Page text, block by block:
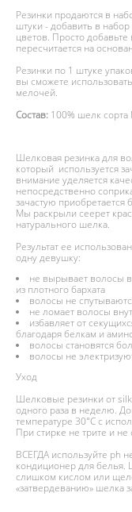
Резинки продаются в
штуки - добавить в
цветов. Просто
пересчитается на
Резинки по 1 штуке
вы сможете
мелочей.
Состав: 100% шелк
Шелковая резинка для
который используется
внимание уделяется
непосредственно
зачастую
Мы раскрыли сеерет
натурального шелка.
Результат ее
одну девушку:
не вырывает волосы
из плотного бархата
волосы не
не ломает волосы
избавляет от
благодаря белкам и
волосы становятся
волосы не
Уход
Шелковые резинки от
одного раза в неделю.
температуре 30°С с
При стирке не трите и
ВСЕГДА используйте ph
кондиционер для белья.
слишком кислом или
«затвердеванию» шелка